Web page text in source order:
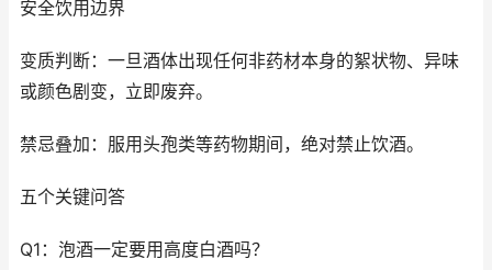
安全饮用边界
变质判断：一旦酒体出现任何非药材本身的絮状物、异味
或颜色剧变，立即废弃。
禁忌叠加：服用头孢类等药物期间，绝对禁止饮酒。
五个关键问答
Q1：泡酒一定要用高度白酒吗？